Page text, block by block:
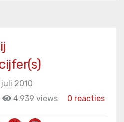
2010
4.939 views 0 reacties